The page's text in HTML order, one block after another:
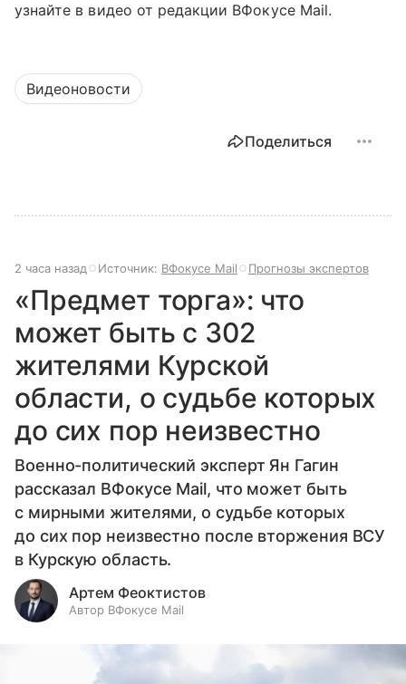
узнайте в видео от редакции ВФокусе Mail.
Видеоновости
Поделиться
2 часа назад Источник: ВФокусе Mail Прогнозы экспертов
«Предмет торга»: что
может быть с 302
жителями Курской
области, о судьбе которых
до сих пор неизвестно
Военно-политический эксперт Ян Гагин
рассказал ВФокусе Mail, что может быть
с мирными жителями, о судьбе которых
до сих пор неизвестно после вторжения ВСУ
в Курскую область.
Артем Феоктистов
Автор ВФокусе Mail